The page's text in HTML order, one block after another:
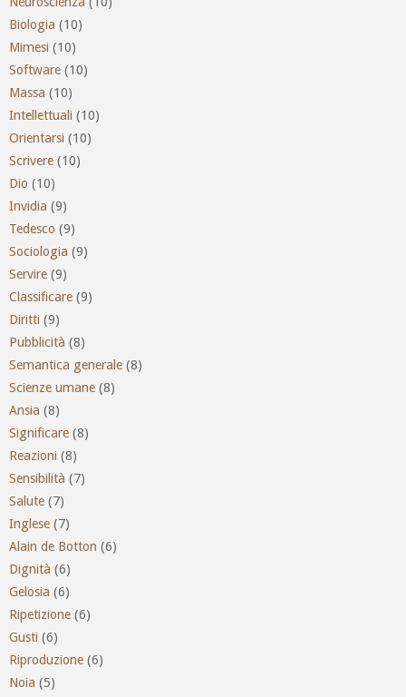
Biologia (10)
Mimesi (10)
Software (10)
Massa (10)
Intellettuali (10)
Orientarsi (10)
Scrivere (10)
Dio (10)
Invidia (9)
Tedesco (9)
Sociologia (9)
Servire (9)
Classificare (9)
Diritti (9)
Pubblicità (8)
Semantica generale (8)
Scienze umane (8)
Ansia (8)
Significare (8)
Reazioni (8)
Sensibilità (7)
Salute (7)
Inglese (7)
Alain de Botton (6)
Dignità (6)
Gelosia (6)
Ripetizione (6)
Gusti (6)
Riproduzione (6)
Noia (5)